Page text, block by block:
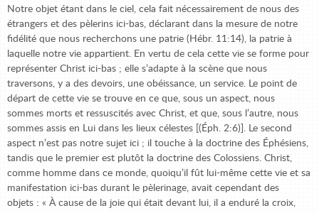
Notre objet étant dans le ciel, cela fait nécessairement de nous des
étrangers et des pèlerins ici-bas, déclarant dans la mesure de notre
fidélité que nous recherchons une patrie (Hébr. 11:14), la patrie à
laquelle notre vie appartient. En vertu de cela cette vie se forme pour
représenter Christ ici-bas ; elle s’adapte à la scène que nous
traversons, y a des devoirs, une obéissance, un service. Le point de
départ de cette vie se trouve en ce que, sous un aspect, nous
sommes morts et ressuscités avec Christ, et que, sous l’autre, nous
sommes assis en Lui dans les lieux célestes [(Éph. 2:6)]. Le second
aspect n’est pas notre sujet ici ; il touche à la doctrine des Éphésiens,
tandis que le premier est plutôt la doctrine des Colossiens. Christ,
comme homme dans ce monde, quoiqu’il fût lui-même cette vie et sa
manifestation ici-bas durant le pèlerinage, avait cependant des
objets : « À cause de la joie qui était devant lui, il a enduré la croix,